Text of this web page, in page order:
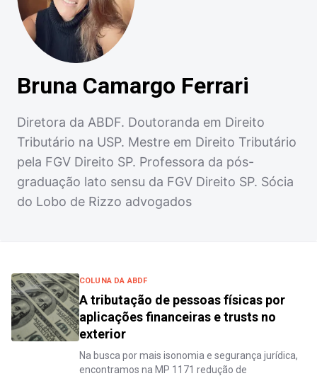
Bruna Camargo Ferrari
Diretora da ABDF. Doutoranda em Direito
Tributário na USP. Mestre em Direito Tributário
pela FGV Direito SP. Professora da pós-
graduação lato sensu da FGV Direito SP. Sócia
do Lobo de Rizzo advogados
COLUNA DA ABDF
A tributação de pessoas físicas por
aplicações financeiras e trusts no
exterior
Na busca por mais isonomia e segurança jurídica,
encontramos na MP 1171 redução de